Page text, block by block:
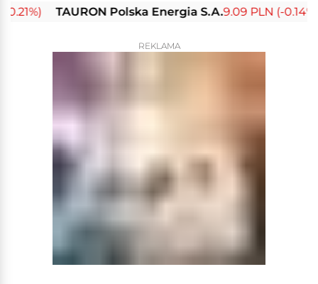
TAURON Polska Energia S.A.9.09 PLN (-0.14%)
REKLAMA